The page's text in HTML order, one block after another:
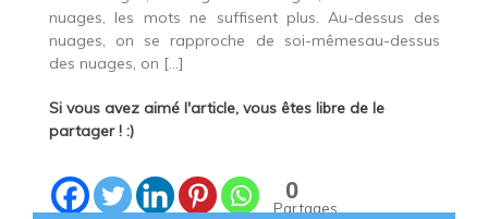
nuages, les mots ne suffisent plus. Au-dessus des
nuages, on se rapproche de soi-mêmesau-dessus
des nuages, on […]
Si vous avez aimé l'article, vous êtes libre de le
partager ! :)
0
Partages